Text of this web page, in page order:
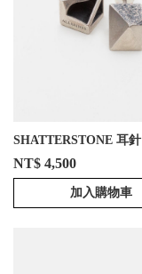
SHATTERSTONE 耳針
NT$ 4,500
加入購物車